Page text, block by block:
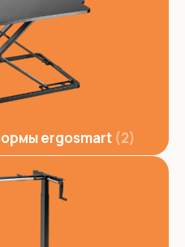
ergosmart 2